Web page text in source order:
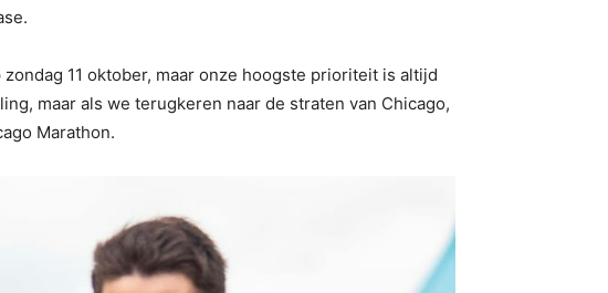
11 oktober, maar onze hoogste prioriteit is altijd
maar als we terugkeren naar de straten van Chicago,
Marathon.